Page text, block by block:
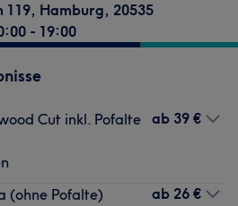
119, Hamburg, 20535
- 19:00
Cut inkl. Pofalte ab 39 €
(ohne Pofalte)
ab 26 €